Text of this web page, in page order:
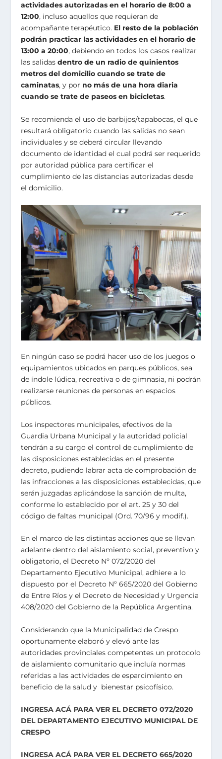
actividades autorizadas en el horario de 8:00 a
12:00, incluso aquellos que requieran de
acompañante terapéutico. El resto de la población
podrán practicar las actividades en el horario de
13:00 a 20:00, debiendo en todos los casos realizar
las salidasdentro de un radio de quinientos
metros del domicilio cuando se trate de
caminatas, y por no más de una hora diaria
cuando se trate de paseos en bicicletas.
Se recomienda el uso de barbijos/tapabocas, el que
resultará obligatorio cuando las salidas no sean
individuales y se deberá circular llevando
documento de identidad el cual podrá ser requerido
por autoridad pública para certificar el
cumplimiento de las distancias autorizadas desde
el domicilio.
En ningún caso se podrá hacer uso de los juegos o
equipamientos ubicados en parques públicos, sea
de índole lúdica, recreativa o de gimnasia, ni podrán
realizarse reuniones de personas en espacios
públicos.
Los inspectores municipales, efectivos de la
Guardia Urbana Municipal y la autoridad policial
tendrán a su cargo el control de cumplimiento de
las disposiciones establecidas en el presente
decreto, pudiendo labrar acta de comprobación de
las infracciones a las disposiciones establecidas, que
serán juzgadas aplicándose la sanción de multa,
conforme lo establecido por el art. 25 y 30 del
código de faltas municipal (Ord. 70/96 y modif.).
En el marco de las distintas acciones que se llevan
adelante dentro del aislamiento social, preventivo y
obligatorio, el Decreto Nº 072/2020 del
Departamento Ejecutivo Municipal, adhiere a lo
dispuesto por el Decreto Nº 665/2020 del Gobierno
de Entre Ríos y el Decreto de Necesidad y Urgencia
408/2020 del Gobierno de la República Argentina.
Considerando que la Municipalidad de Crespo
oportunamente elaboró y elevó ante las
autoridades provinciales competentes un protocolo
de aislamiento comunitario que incluía normas
referidas a las actividades de esparcimiento en
beneficio de la salud y bienestar psicofísico.
INGRESA ACÁ PARA VER EL DECRETO 072/2020
DEL DEPARTAMENTO EJECUTIVO MUNICIPAL DE
CRESPO
INGRESA ACÁ PARA VER EL DECRETO 665/2020